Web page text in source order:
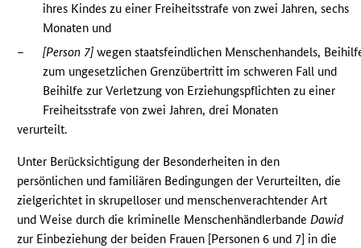
ihres Kindes zu einer Freiheitsstrafe von zwei Jahren, sechs
Monaten und
–
[Person 7] wegen staatsfeindlichen Menschenhandels,
zum ungesetzlichen Grenzübertritt im schweren Fall und
Beihilfe zur Verletzung von Erziehungspflichten zu einer
Freiheitsstrafe von zwei Jahren, drei Monaten
verurteilt.
Unter Berücksichtigung der Besonderheiten in den
persönlichen und familiären Bedingungen der Verurteilten, die
zielgerichtet in skrupelloser und menschenverachtender Art
und Weise durch die kriminelle MenschenhändlerbandeDawid
zur Einbeziehung der beiden Frauen [Personen 6 und 7] in die